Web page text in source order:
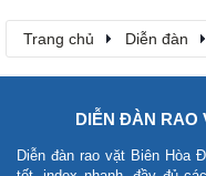
Trang chủ Diễn đàn
DIỄN ĐÀN RAO
Diễn đàn rao vặt Biên Hòa